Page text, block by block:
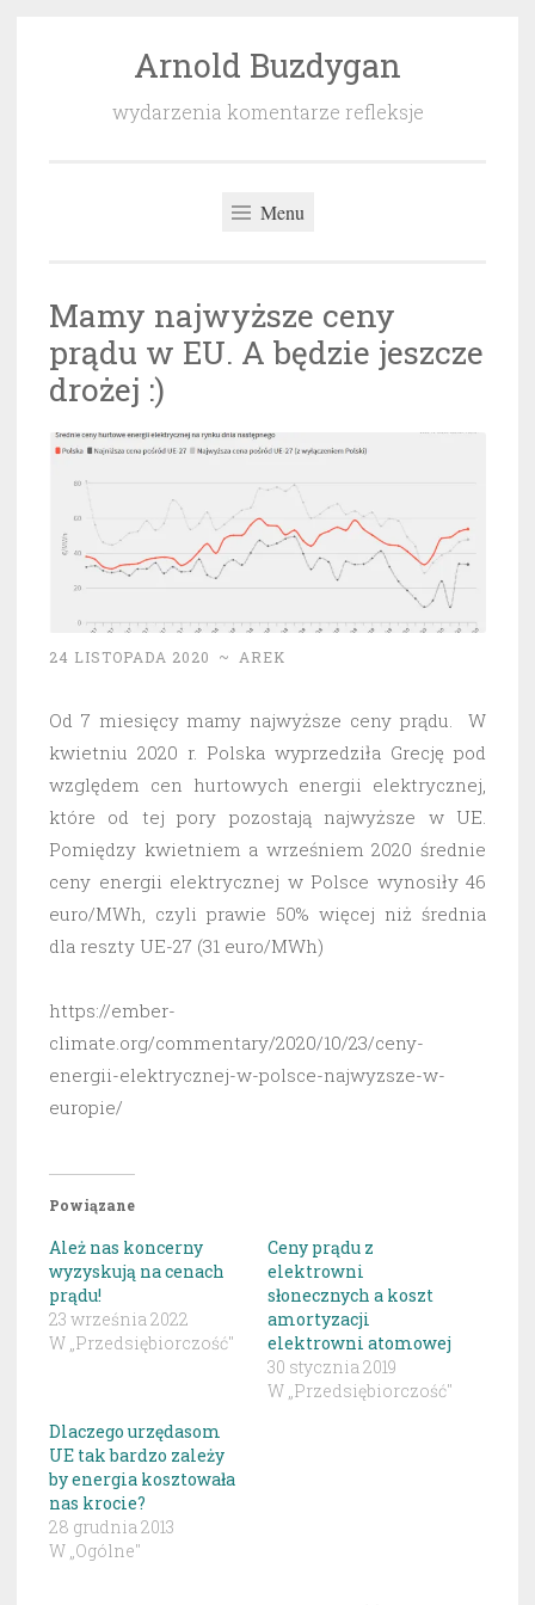
Arnold Buzdygan
wydarzenia komentarze refleksje
Menu
Mamy najwyższe ceny
prądu w EU. A będzie jeszcze
drożej :)
24 LISTOPADA 2020 ~ AREK
Od 7 miesięcy mamy najwyższe ceny prądu. W
kwietniu 2020 r. Polska wyprzedziła Grecję pod
względem cen hurtowych energii elektrycznej,
które od tej pory pozostają najwyższe w UE.
Pomiędzy kwietniem a wrześniem 2020 średnie
ceny energii elektrycznej w Polsce wynosiły 46
euro/MWh, czyli prawie 50% więcej niż średnia
dla reszty UE-27 (31 euro/MWh)
https://ember-
climate.org/commentary/2020/10/23/ceny-
energii-elektrycznej-w-polsce-najwyzsze-w-
europie/
Powiązane
Ależ nas koncerny
wyzyskują na cenach
prądu!
23 września 2022
W „Przedsiębiorczość"
Ceny prądu z
elektrowni
słonecznych a koszt
amortyzacji
elektrowni atomowej
30 stycznia 2019
W „Przedsiębiorczość"
Dlaczego urzędasom
UE tak bardzo zależy
by energia kosztowała
nas krocie?
28 grudnia 2013
W „Ogólne"